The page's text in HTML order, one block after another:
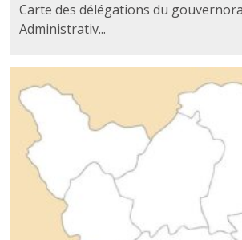
Carte des délégations du
Administrativ...